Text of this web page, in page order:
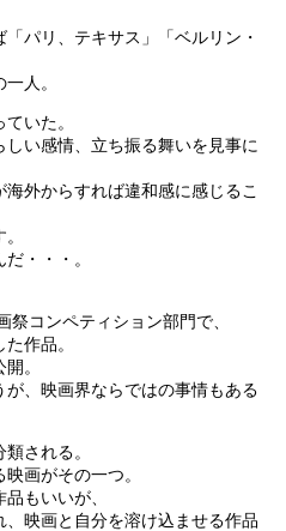
パリ、テキサス」「ベルリン・
人。
いた。
い感情、立ち振る舞いを見事に
外からすれば違和感に感じるこ
・・・。
コンペティション部門で、
作品。
。
、映画界ならではの事情もある
される。
画がその一つ。
もいいが、
映画と自分を溶け込ませる作品